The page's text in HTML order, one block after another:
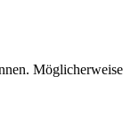
Möglicherweise